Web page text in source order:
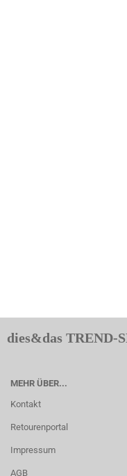
dies&das TREND-
MEHR ÜBER...
Kontakt
Retourenportal
Impressum
AGB